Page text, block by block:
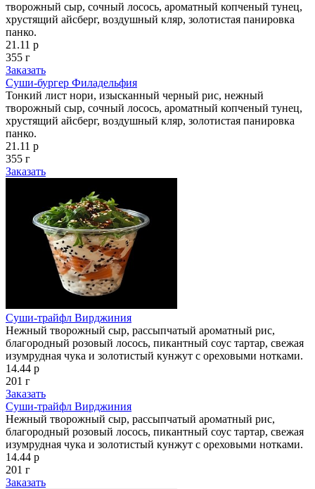
творожный сыр, сочный лосось, ароматный копченый тунец,
хрустящий айсберг, воздушный кляр, золотистая панировка
панко.
21.11 р
355 г
Заказать
Суши-бургер Филадельфия
Тонкий лист нори, изысканный черный рис, нежный
творожный сыр, сочный лосось, ароматный копченый тунец,
хрустящий айсберг, воздушный кляр, золотистая панировка
панко.
21.11 р
355 г
Заказать
Суши-трайфл Вирджиния
Нежный творожный сыр, рассыпчатый ароматный рис,
благородный розовый лосось, пикантный соус тартар, свежая
изумрудная чука и золотистый кунжут с ореховыми нотками.
14.44 р
201 г
Заказать
Суши-трайфл Вирджиния
Нежный творожный сыр, рассыпчатый ароматный рис,
благородный розовый лосось, пикантный соус тартар, свежая
изумрудная чука и золотистый кунжут с ореховыми нотками.
14.44 р
201 г
Заказать